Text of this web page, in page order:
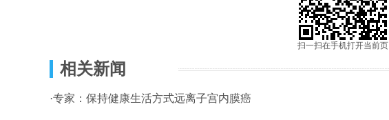
扫一扫在手机打开当前页
相关新闻
·专家：保持健康生活方式远离子宫内膜癌